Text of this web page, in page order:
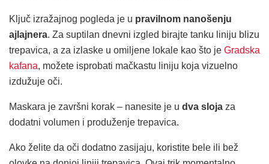
Ključ izražajnog pogleda je u pravilnom nanošenju
ajlajnera. Za suptilan dnevni izgled birajte tanku liniju blizu
trepavica, a za izlaske u omiljene lokale kao što je Gradska
kafana, možete isprobati mačkastu liniju koja vizuelno
izdužuje oči.
Maskara je završni korak – nanesite je u dva sloja za
dodatni volumen i produženje trepavica.
Ako želite da oči dodatno zasijaju, koristite bele ili bež